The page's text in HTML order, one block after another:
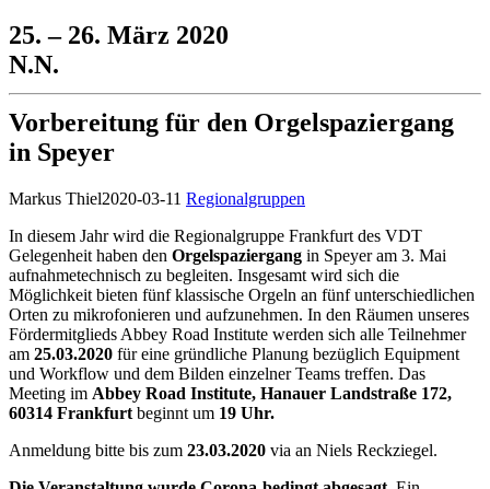
25. – 26. März 2020
N.N.
Vorbereitung für den Orgelspaziergang
in Speyer
Markus Thiel2020-03-11 Regionalgruppen
In diesem Jahr wird die Regionalgruppe Frankfurt des VDT
Gelegenheit haben den Orgelspaziergang in Speyer am 3. Mai
aufnahmetechnisch zu begleiten. Insgesamt wird sich die
Möglichkeit bieten fünf klassische Orgeln an fünf unterschiedlichen
Orten zu mikrofonieren und aufzunehmen. In den Räumen unseres
Fördermitglieds Abbey Road Institute werden sich alle Teilnehmer
am 25.03.2020 für eine gründliche Planung bezüglich Equipment
und Workflow und dem Bilden einzelner Teams treffen. Das
Meeting im Abbey Road Institute, Hanauer Landstraße 172,
60314 Frankfurt beginnt um 19 Uhr.
Anmeldung bitte bis zum 23.03.2020 via an Niels Reckziegel.